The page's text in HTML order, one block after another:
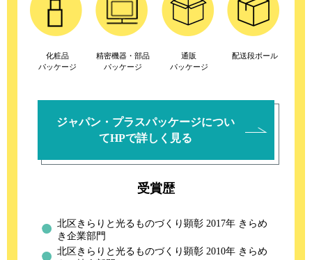
化粧品
パッケージ
精密機器・部品
パッケージ
通販
パッケージ
配送段ボール
ジャパン・プラスパッケージについ
てHPで詳しく見る
受賞歴
北区きらりと光るものづくり顕彰 2017年 きらめ
き企業部門
北区きらりと光るものづくり顕彰 2010年 きらめ